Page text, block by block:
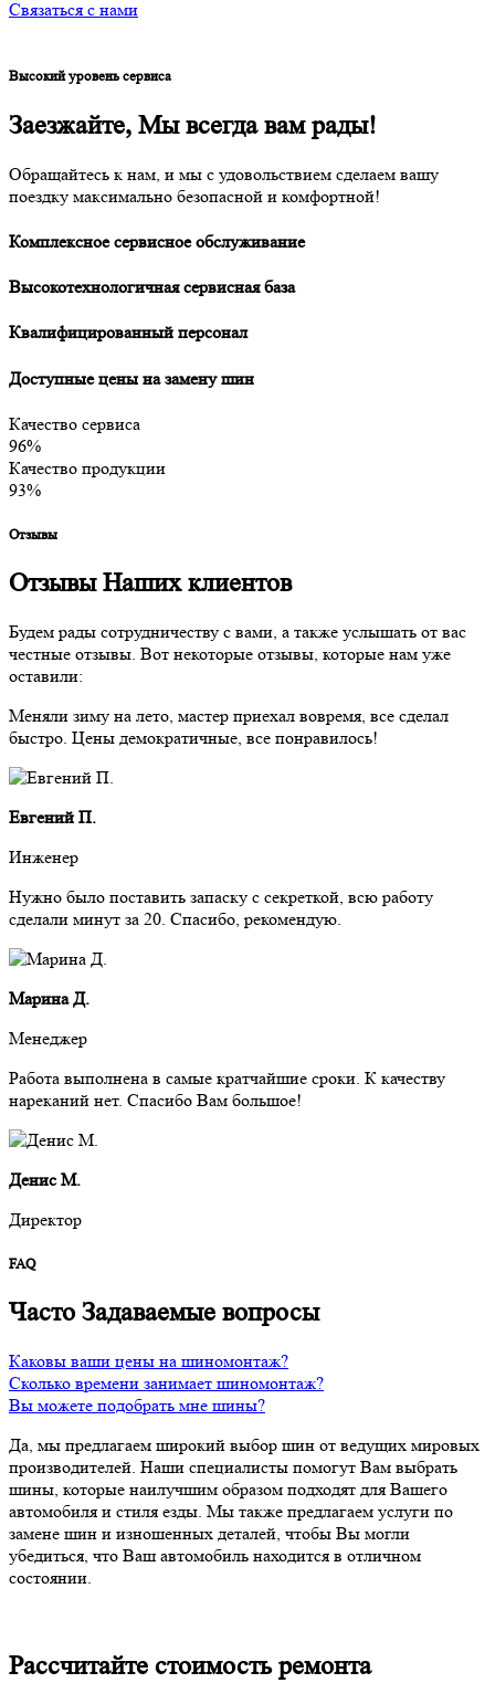
Связаться с нами
Высокий уровень сервиса
Заезжайте, Мы всегда вам рады!
Обращайтесь к нам, и мы с удовольствием сделаем вашу
поездку максимально безопасной и комфортной!
Комплексное сервисное обслуживание
Высокотехнологичная сервисная база
Квалифицированный персонал
Доступные цены на замену шин
Качество сервиса
96%
Качество продукции
93%
Отзывы
ОтзывыНаших клиентов
Будем рады сотрудничеству с вами, а также услышать от вас
честные отзывы. Вот некоторые отзывы, которые нам уже
оставили:
Меняли зиму на лето, мастер приехал вовремя, все сделал
быстро. Цены демократичные, все понравилось!
Евгений П.
Инженер
Нужно было поставить запаску с секреткой, всю работу
сделали минут за 20. Спасибо, рекомендую.
Марина Д.
Менеджер
Работа выполнена в самые кратчайшие сроки. К качеству
нареканий нет. Спасибо Вам большое!
Денис М.
Директор
FAQ
ЧастоЗадаваемые вопросы
Каковы ваши цены на шиномонтаж?
Сколько времени занимает шиномонтаж?
Вы можете подобрать мне шины?
Да, мы предлагаем широкий выбор шин от ведущих мировых
производителей. Наши специалисты помогут Вам выбрать
шины, которые наилучшим образом подходят для Вашего
автомобиля и стиля езды. Мы также предлагаем услуги по
замене шин и изношенных деталей, чтобы Вы могли
убедиться, что Ваш автомобиль находится в отличном
состоянии.
Рассчитайте стоимость ремонта